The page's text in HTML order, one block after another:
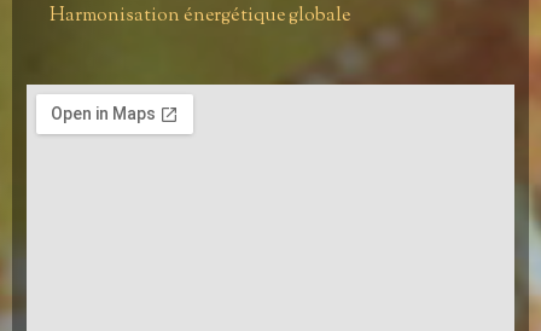
Harmonisation énergétique globale